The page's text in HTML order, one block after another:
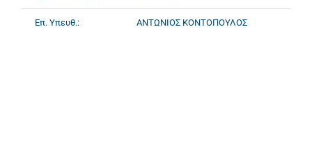
Επ. Υπευθ.: ΑΝΤΩΝΙΟΣ ΚΟΝΤΟΠΟΥΛΟΣ